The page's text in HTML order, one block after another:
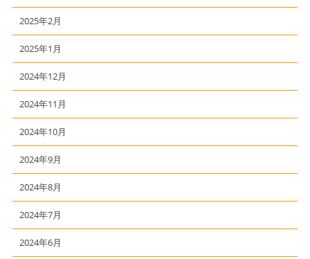
2025年2月
2025年1月
2024年12月
2024年11月
2024年10月
2024年9月
2024年8月
2024年7月
2024年6月